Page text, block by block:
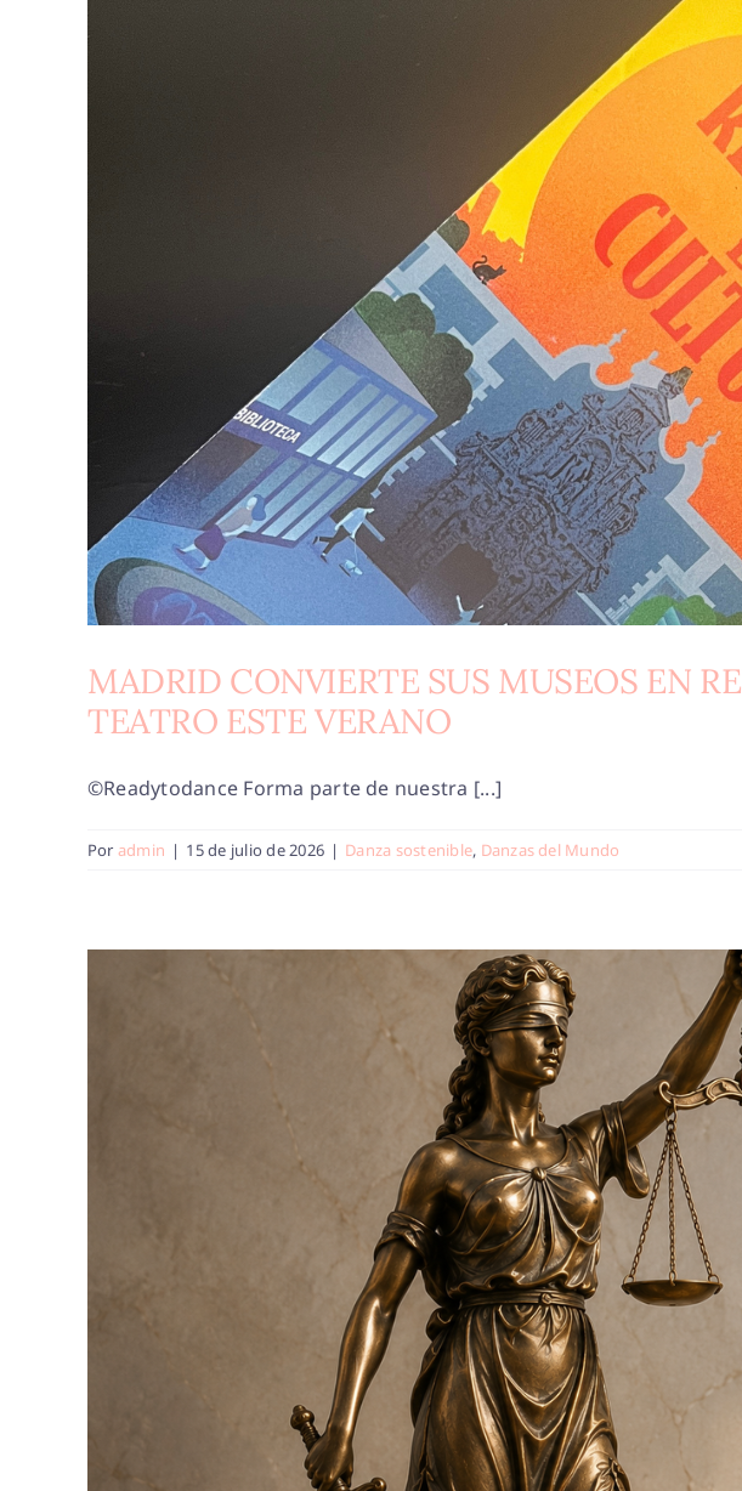
MADRID CONVIERTE SUS MUSEOS EN
TEATRO ESTE VERANO
©Readytodance Forma parte de nuestra [...]
Por admin | 15 de julio de 2026 | Danza sostenible, Danzas del Mundo